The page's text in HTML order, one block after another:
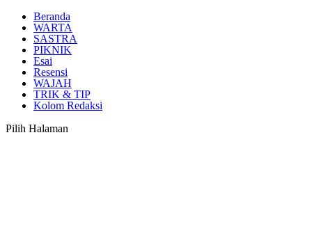
Beranda
WARTA
SASTRA
PIKNIK
Esai
Resensi
WAJAH
TRIK & TIP
Kolom Redaksi
Pilih Halaman